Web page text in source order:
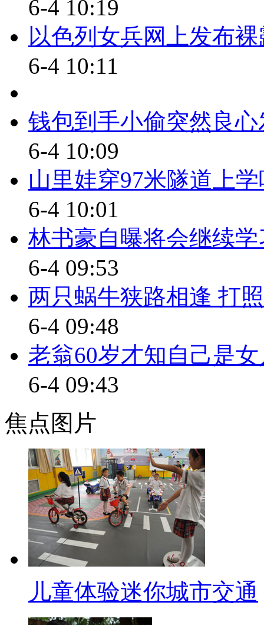
我开出租车开了27年了，什么
说去，现在出租车行业太难做
机都说领到的钱太少太少了。
标题：的哥“聘任制”或在全
【解说】广州施行的“聘任制
解，“聘任制”将来还会在全行业
近日，三亚广达公共交通有
投放250辆出租车。并实行公车
对于广州的尝试，上海市交通
实能够给行业带来切实的改善
中国道路运输协会秘书长王丽
出租行业的改进和提升应该明
入，还要解决打车难等问题，应
二、时事每日鲜
同一驾照最多能为3辆车销分
和稳定，为广州的出租车司机
提起精神的是遵守交规，按章
行为已被交管部门发现，而且“
严格的限制。
【解说】自从交通违法实行记
朋的驾驶本，甚至是花钱销分
弱了不少。最近有媒体报道“公
6-4 10:19
以色列女兵网上发布
6-4 10:11
钱包到手小偷突然良
6-4 10:09
山里娃穿97米隧道上
6-4 10:01
林书豪自曝将会继续
6-4 09:53
两只蜗牛狭路相逢 打
6-4 09:48
老翁60岁才知自己是
6-4 09:43
焦点图片
儿童体验迷你城市交通